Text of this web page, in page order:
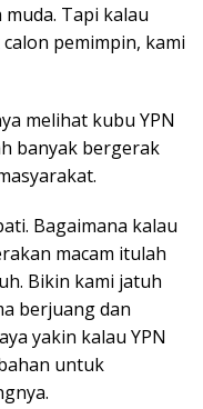
Tapi kalau
pemimpin, kami
melihat kubu YPN
banyak bergerak
Bagaimana kalau
macam itulah
Bikin kami jatuh
berjuang dan
yakin kalau YPN
untuk